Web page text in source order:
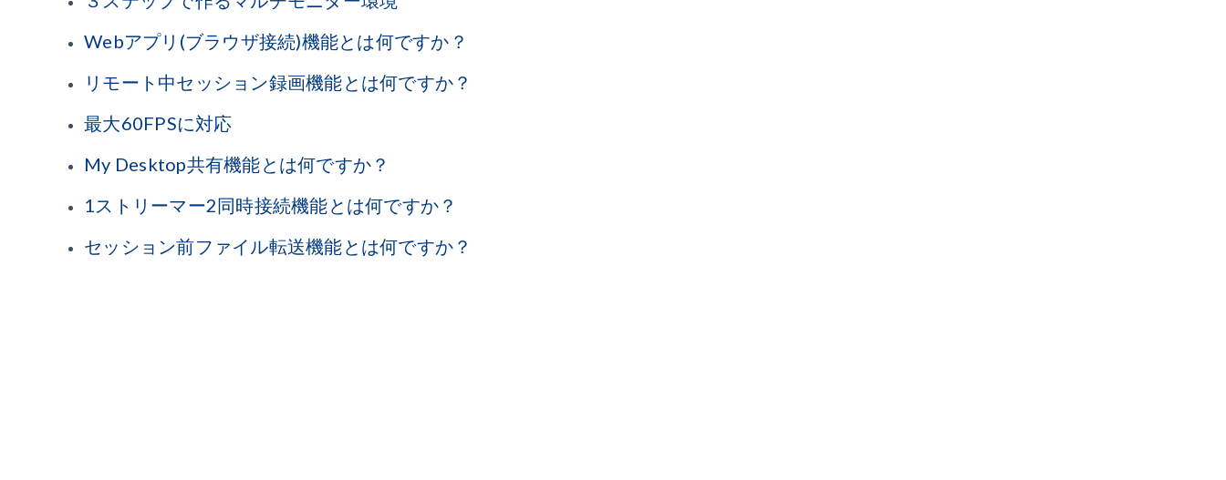
Webアプリ(ブラウザ接続)機能とは何ですか？
リモート中セッション録画機能とは何ですか？
最大60FPSに対応
My Desktop共有機能とは何ですか？
1ストリーマー2同時接続機能とは何ですか？
セッション前ファイル転送機能とは何ですか？